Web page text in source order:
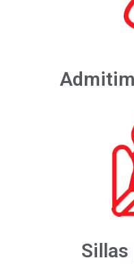
Sillas